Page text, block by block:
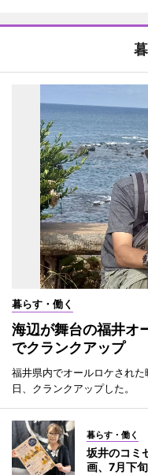
暮らす・働く
海辺が舞台の福井
でクランクアップ
福井県内でオールロケされ
日、クランクアップした。
暮らす・働く
坂井のコミ
画、7月下